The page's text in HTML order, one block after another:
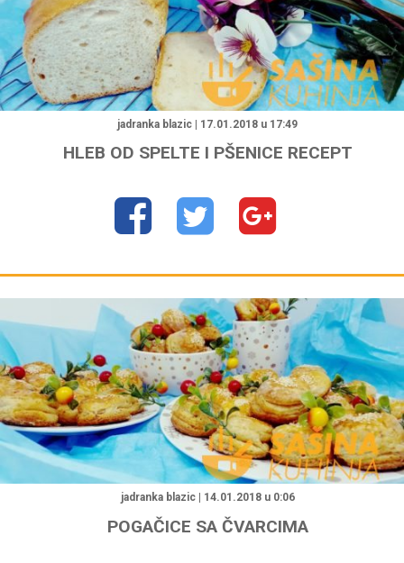
jadranka blazic | 17.01.2018 u 17:49
HLEB OD SPELTE I PŠENICE RECEPT
jadranka blazic | 14.01.2018 u 0:06
POGAČICE SA ČVARCIMA